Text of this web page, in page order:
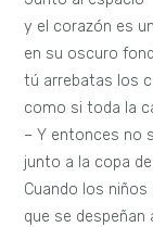
y el corazón es
en su oscuro
tú arrebatas los
como si toda la
– Y entonces no
junto a la copa
Cuando los
que se